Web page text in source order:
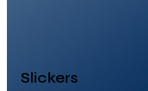
Slickers